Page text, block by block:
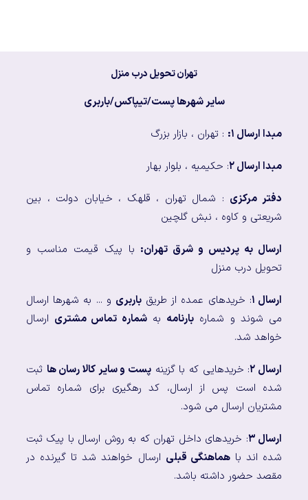
تهران تحویل درب منزل
سایر شهرها پست/تیپاکس/باربری
مبدا ارسال ۱: : تهران ، بازار بزرگ
مبدا ارسال ۲ : حکیمیه ، بلوار بهار
دفتر مرکزی : شمال تهران ، قلهک ، خیابان دولت ، بین
شریعتی و کاوه ، نبش گلچین
ارسال به پردیس و شرق تهران: با پیک قیمت مناسب و
تحویل درب منزل
ارسال ۱ : خریدهای عمده از طریقباربری و ... به شهرها ارسال
می شوند و شماره بارنامه بهشماره تماس مشتری ارسال
خواهد شد.
ارسال ۲ : خریدهایی که با گزینه پست و سایر کالا رسان ها ثبت
شده است پس از ارسال، کد رهگیری برای شماره تماس
مشتریان ارسال می شود.
ارسال ۳
: خریدهای داخل تهران که به روش ارسال با پیک ثبت
شده اند باهماهنگی قبلی ارسال خواهند شد تا گیرنده در
مقصد حضور داشته باشد.